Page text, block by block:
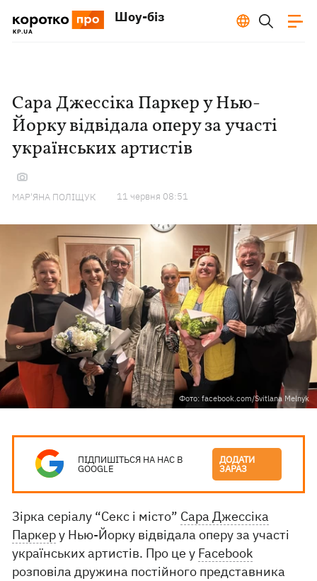
Шоу-біз
Сара Джессіка Паркер у Нью-
Йорку відвідала оперу за участі
українських артистів
МАР'ЯНА ПОЛІЩУК 11 червня 08:51
Фото: facebook.com/Svitlana Melnyk
ПІДПИШІТЬСЯ НА НАС В
GOOGLE
ДОДАТИ
ЗАРАЗ
Зірка серіалу “Секс і місто” Сара Джессіка
Паркеру Нью-Йорку відвідала оперу за участі
українських артистів. Про це у Facebook
розповіла дружина постійного представника